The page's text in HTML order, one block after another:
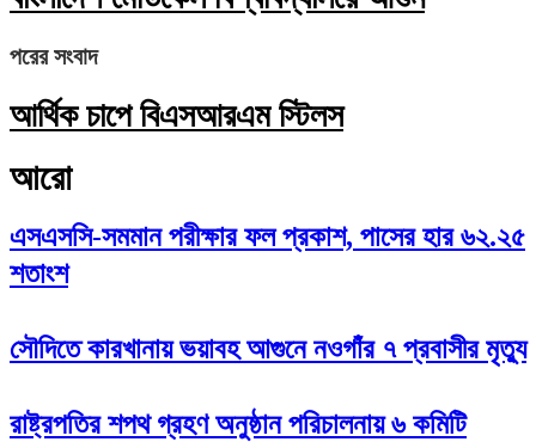
পরের সংবাদ
আর্থিক চাপে বিএসআরএম স্টিলস
আরো
এসএসসি-সমমান পরীক্ষার ফল প্রকাশ, পাসের হার ৬২.২৫
শতাংশ
সৌদিতে কারখানায় ভয়াবহ আগুনে নওগাঁর ৭ প্রবাসীর মৃত্যু
রাষ্ট্রপতির শপথ গ্রহণ অনুষ্ঠান পরিচালনায় ৬ কমিটি